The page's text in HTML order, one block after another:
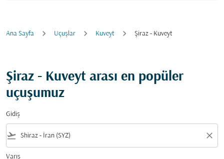
Ana Sayfa Uçuşlar Kuveyt Şiraz - Kuveyt
Şiraz - Kuveyt arası en popüler
uçuşumuz
Gidiş
flight_takeoff close
Varış